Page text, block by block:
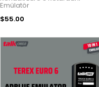
Emülatör
$55.00